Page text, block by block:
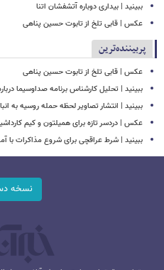
ببینید | بیداری دوباره آتشفشان اتنا
عکس | قابی تلخ از تابوت حسین پناهی
پربیننده‌ترین
عکس | قابی تلخ از تابوت حسین پناهی
ببینید | تحلیل کارشناس برنامه صداوسیما
ببینید | انتشار تصاویر لحظه حمله روسیه به
عکس | دردسر تازه برای همیلتون و کیم
ببینید | شرط عراقچی برای شروع مذاکرات با
نسخه